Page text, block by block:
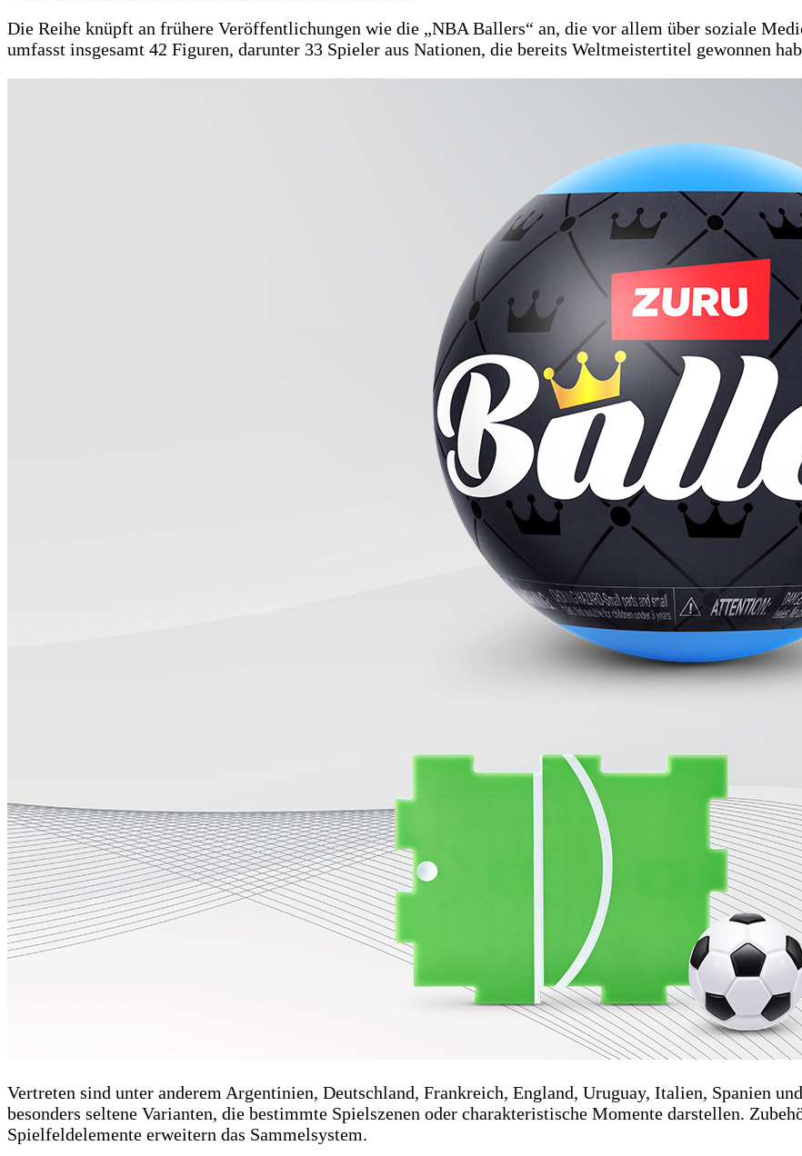
Die Reihe knüpft an frühere Veröffentlichungen wie die „NBA Ballers“ an, die vor allem über soziale
umfasst insgesamt 42 Figuren, darunter 33 Spieler aus Nationen, die bereits Weltmeistertitel gewonnen
Vertreten sind unter anderem Argentinien, Deutschland, Frankreich, England, Uruguay, Italien, Spanien
besonders seltene Varianten, die bestimmte Spielszenen oder charakteristische Momente darstellen.
Spielfeldelemente erweitern das Sammelsystem.